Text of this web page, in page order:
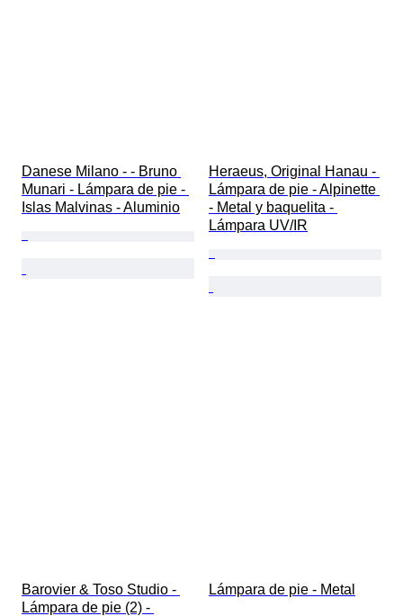
Danese Milano - - Bruno
Munari - Lámpara de pie -
Islas Malvinas - Aluminio
Heraeus, Original Hanau -
Lámpara de pie - Alpinette
- Metal y baquelita -
Lámpara UV/IR
Barovier & Toso Studio -
Lámpara de pie (2) -
Lámpara de pie - Metal